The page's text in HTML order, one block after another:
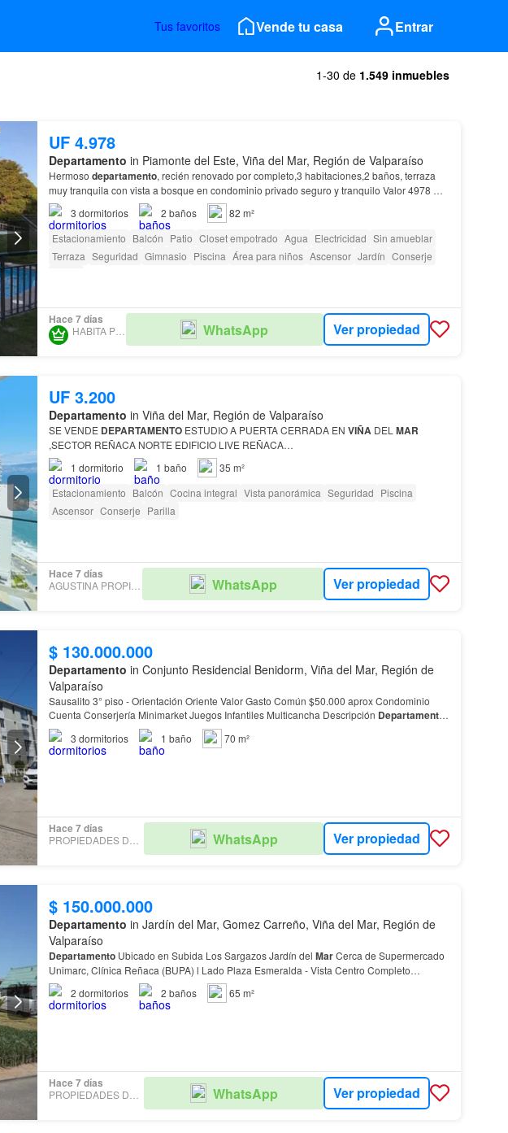
Tus favoritos Vende tu casa Entrar
1-30 de 1.549 inmuebles
UF 4.978
Departamento in Piamonte del Este, Viña del Mar, Región de Valparaíso
Hermoso departamento, recién renovado por completo,3 habitaciones,2 baños, terraza
muy tranquila con vista a bosque en condominio privado seguro y tranquilo Valor 4978 UF
+comisión de gestión inmobiliaria (
2%+impuestos)…
3 dormitorios 2 baños
82 m²
Estacionamiento Balcón Patio Closet empotrado Agua Electricidad Sin amueblar
Terraza Seguridad Gimnasio Piscina Área para niños Ascensor Jardín Conserje
Hace 7 días
HABITA PUCÓN WhatsApp Ver propiedad
UF 3.200
Departamento in Viña del Mar, Región de Valparaíso
SE VENDE DEPARTAMENTOESTUDIO A PUERTA CERRADA EN VIÑA DEL MAR
,SECTOR REÑACA NORTE EDIFICIO LIVE REÑACA…
1 dormitorio 1 baño
35 m²
Estacionamiento Balcón Cocina integral Vista panorámica Seguridad Piscina
Ascensor Conserje Parilla
Hace 7 días
AGUSTINA PROPIEDADES WhatsApp Ver propiedad
$ 130.000.000
Departamento in Conjunto Residencial Benidorm, Viña del Mar, Región de
Valparaíso
Sausalito 3° piso - Orientación Oriente Valor Gasto Común $50.000 aprox Condominio
Cuenta Conserjería Minimarket Juegos Infantiles Multicancha Descripción Departamento
Entrada - Hall Cocina - Logia Living Comedor Pasillo D…
3 dormitorios 1 baño 70 m²
Hace 7 días
PROPIEDADES DEL VALLE WhatsApp Ver propiedad
$ 150.000.000
Departamento in Jardín del Mar, Gomez Carreño, Viña del Mar, Región de
Valparaíso
DepartamentoUbicado en Subida Los Sargazos Jardín del MarCerca de Supermercado
Unimarc, Clínica Reñaca (BUPA) l Lado Plaza Esmeralda - Vista Centro Completo
Dormitorio
con Closet 1 Estacionamiento Cubierto 1 Bodega…
2 dormitorios 2 baños 65 m²
Hace 7 días
PROPIEDADES DEL VALLE WhatsApp Ver propiedad